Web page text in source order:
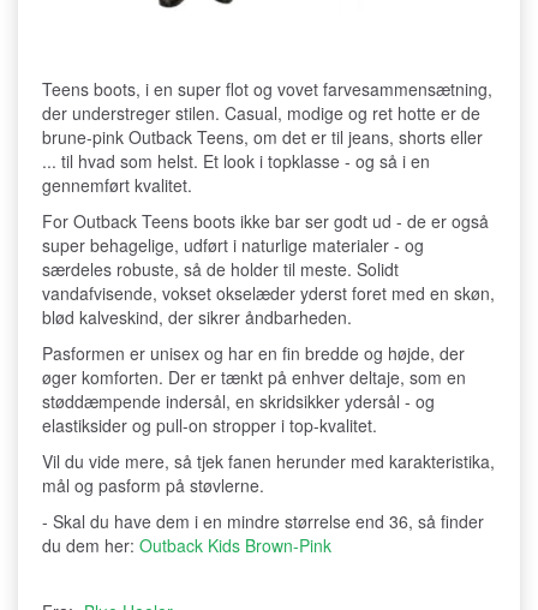
Teens boots, i en super flot og vovet farvesammensætning,
der understreger stilen. Casual, modige og ret hotte er de
brune-pink Outback Teens, om det er til jeans, shorts eller
... til hvad som helst. Et look i topklasse - og så i en
gennemført kvalitet.
For Outback Teens boots ikke bar ser godt ud - de er også
super behagelige, udført i naturlige materialer - og
særdeles robuste, så de holder til meste. Solidt
vandafvisende, vokset okselæder yderst foret med en skøn,
blød kalveskind, der sikrer åndbarheden.
Pasformen er unisex og har en fin bredde og højde, der
øger komforten. Der er tænkt på enhver deltaje, som en
støddæmpende indersål, en skridsikker ydersål - og
elastiksider og pull-on stropper i top-kvalitet.
Vil du vide mere, så tjek fanen herunder med karakteristika,
mål og pasform på støvlerne.
- Skal du have dem i en mindre størrelse end 36, så finder
du dem her: Outback Kids Brown-Pink